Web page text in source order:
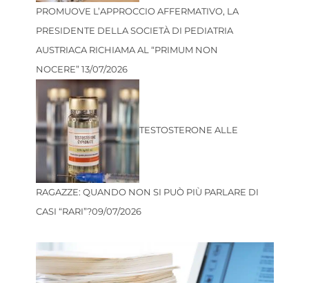
PROMUOVE L’APPROCCIO AFFERMATIVO, LA
PRESIDENTE DELLA SOCIETÀ DI PEDIATRIA
AUSTRIACA RICHIAMA AL “PRIMUM NON
NOCERE”13/07/2026
TESTOSTERONE ALLE
RAGAZZE: QUANDO NON SI PUÒ PIÙ PARLARE DI
CASI “RARI”?09/07/2026